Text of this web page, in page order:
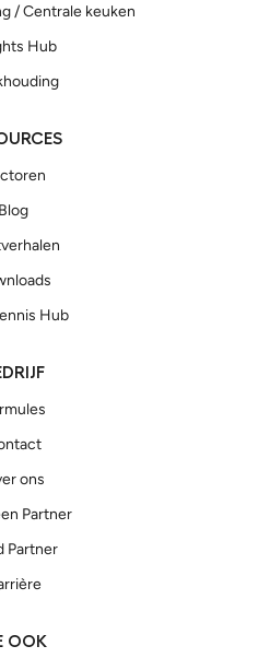
/ Centrale keuken
Hub
Blog
Hub
ons
Partner
Partner
OOK